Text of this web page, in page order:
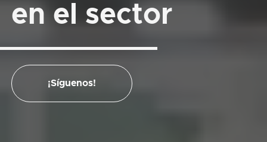
en el sector
¡Síguenos!